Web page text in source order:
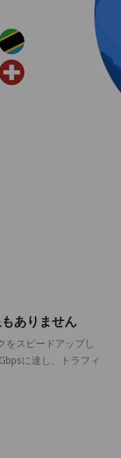
ありません
をスピードアップし
に達し、トラフィ